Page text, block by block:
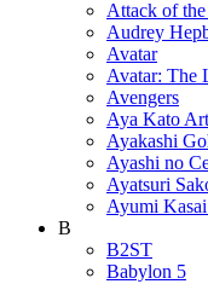
Attack of
Audrey
Avatar
Avatar: The
Avengers
Aya Kato Art
Ayakashi
Ayashi no
Ayatsuri
Ayumi
B
B2ST
Babylon 5